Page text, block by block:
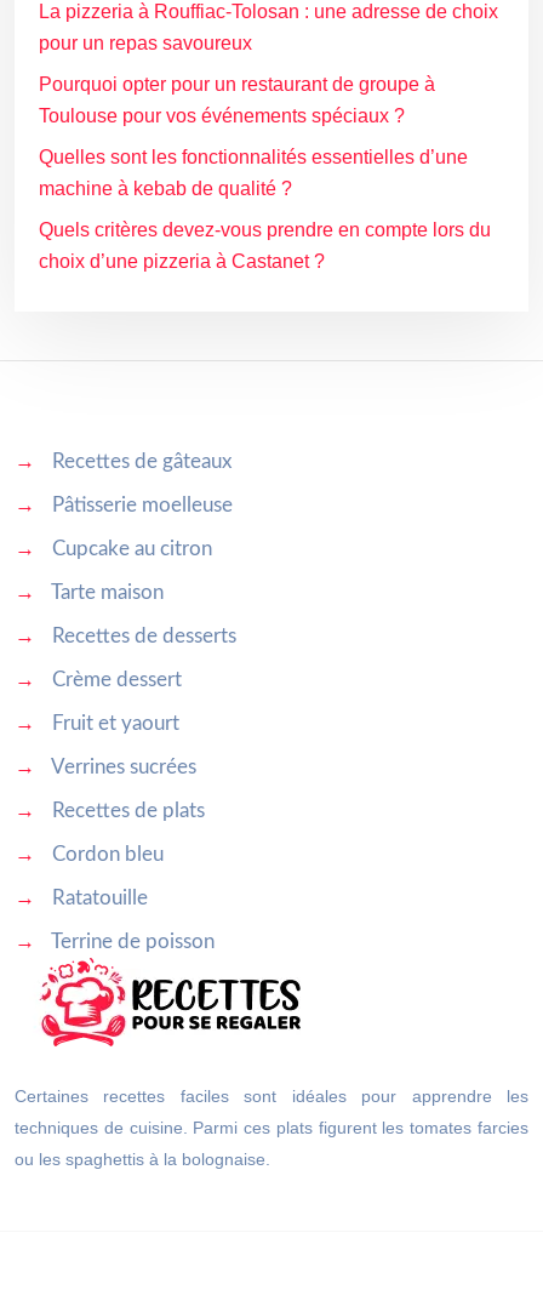
La pizzeria à Rouffiac-Tolosan : une adresse de choix
pour un repas savoureux
Pourquoi opter pour un restaurant de groupe à
Toulouse pour vos événements spéciaux ?
Quelles sont les fonctionnalités essentielles d’une
machine à kebab de qualité ?
Quels critères devez-vous prendre en compte lors du
choix d’une pizzeria à Castanet ?
→ Recettes de gâteaux
→ Pâtisserie moelleuse
→ Cupcake au citron
→ Tarte maison
→ Recettes de desserts
→ Crème dessert
→ Fruit et yaourt
→ Verrines sucrées
→ Recettes de plats
→ Cordon bleu
→ Ratatouille
→ Terrine de poisson
Certaines recettes faciles sont idéales pour apprendre les
techniques de cuisine. Parmi ces plats figurent les tomates farcies
ou les spaghettis à la bolognaise.